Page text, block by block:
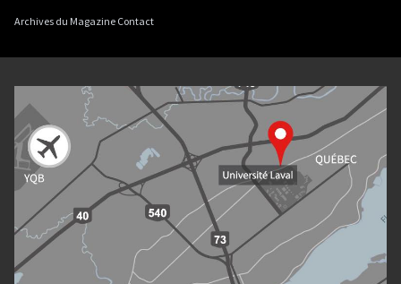
Archives du Magazine Contact